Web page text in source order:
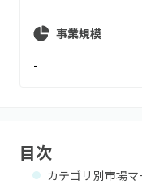
事業規模
-
目次
カテゴリ別市場